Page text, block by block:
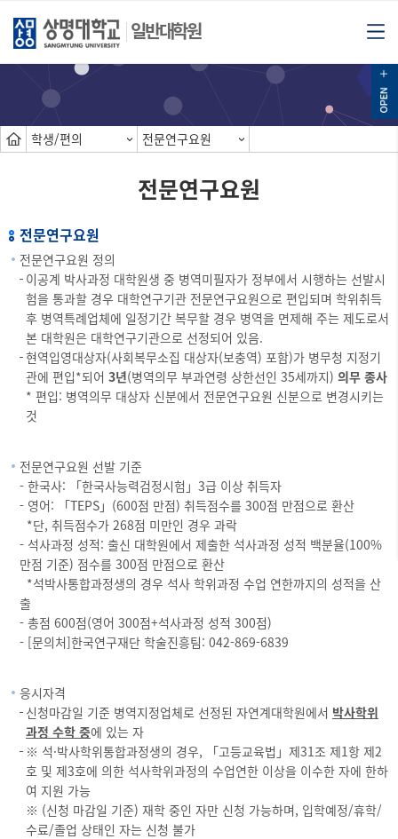
일반대학원
학생/편의 전문연구요원
전문연구요원
전문연구요원
전문연구요원 정의
이공계 박사과정 대학원생 중 병역미필자가 정부에서 시행하는 선발시
험을 통과할 경우 대학연구기관 전문연구요원으로 편입되며 학위취득
후 병역특례업체에 일정기간 복무할 경우 병역을 면제해 주는 제도로서
본 대학원은 대학연구기관으로 선정되어 있음.
현역입영대상자(사회복무소집 대상자(보충역) 포함)가 병무청 지정기
관에 편입*되어 3년(병역의무 부과연령 상한선인 35세까지) 의무 종사
* 편입: 병역의무 대상자 신분에서 전문연구요원 신분으로 변경시키는
것
전문연구요원 선발 기준
- 한국사: 「한국사능력검정시험」3급 이상 취득자
- 영어: 「TEPS」(600점 만점) 취득점수를 300점 만점으로 환산
*단, 취득점수가 268점 미만인 경우 과락
- 석사과정 성적: 출신 대학원에서 제출한 석사과정 성적 백분율(100%
만점 기준) 점수를 300점 만점으로 환산
*석박사통합과정생의 경우 석사 학위과정 수업 연한까지의 성적을 산
출
- 총점 600점(영어 300점+석사과정 성적 300점)
- [문의처]한국연구재단 학술진흥팀: 042-869-6839
응시자격
신청마감일 기준 병역지정업체로 선정된 자연계대학원에서 박사학위
과정 수학 중에 있는 자
※ 석·박사학위통합과정생의 경우, 「고등교육법」제31조 제1항 제2
호 및 제3호에 의한 석사학위과정의 수업연한 이상을 이수한 자에 한하
여 지원 가능
※ (신청 마감일 기준) 재학 중인 자만 신청 가능하며, 입학예정/휴학/
수료/졸업 상태인 자는 신청 불가